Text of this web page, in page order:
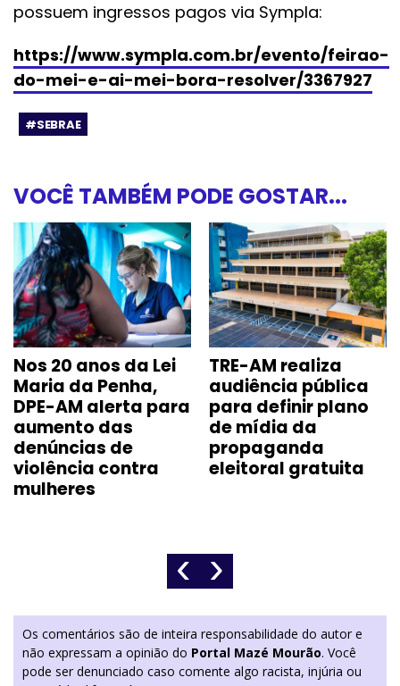
possuem ingressos pagos via Sympla:
https://www.sympla.com.br/evento/feirao-
do-mei-e-ai-mei-bora-resolver/3367927
#SEBRAE
VOCÊ TAMBÉM PODE GOSTAR...
Nos 20 anos da Lei
Maria da Penha,
DPE-AM alerta para
aumento das
denúncias de
violência contra
mulheres
TRE-AM realiza
audiência pública
para definir plano
de mídia da
propaganda
eleitoral gratuita
‹ ›
Os comentários são de inteira responsabilidade do autor e
não expressam a opinião do Portal Mazé Mourão. Você
pode ser denunciado caso comente algo racista, injúria ou